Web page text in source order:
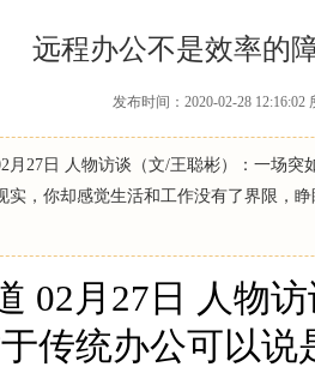
远程办公不是效率的
发布时间：2020-02-28
月27日 人物访谈（文/王聪彬）：一场
实，你却感觉生活和工作没有了界限，
02月27日 人物
传统办公可以